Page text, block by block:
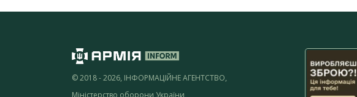
© 2018 - 2026, ІНФОРМАЦІЙНЕ АГЕНТСТВО,